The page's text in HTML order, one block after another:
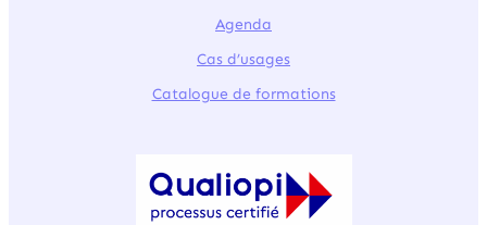
Agenda
Cas d’usages
Catalogue de formations